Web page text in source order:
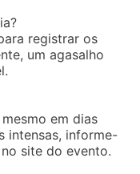
registrar os
um agasalho
em dias
intensas, informe-
site do evento.